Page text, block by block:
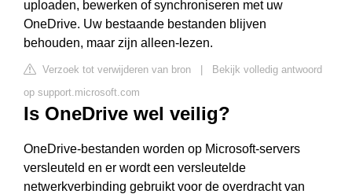
uploaden, bewerken of synchroniseren met uw
OneDrive. Uw bestaande bestanden blijven
behouden, maar zijn alleen-lezen.
Verzoek tot verwijderen van bron
Bekijk volledig antwoord
op support.microsoft.com
Is OneDrive wel veilig?
OneDrive-bestanden worden op Microsoft-servers
versleuteld en er wordt een versleutelde
netwerkverbinding gebruikt voor de overdracht van